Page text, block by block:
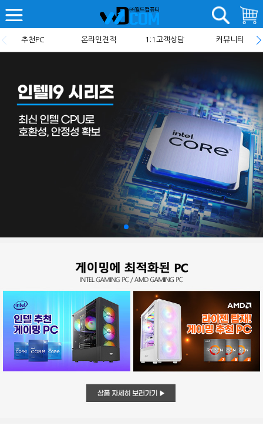
추천PC 온라인견적 1:1고객상담 커뮤니티